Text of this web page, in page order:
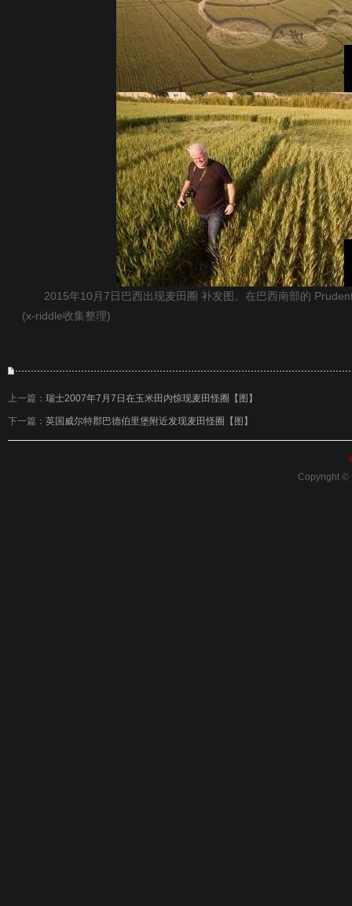
2015年10月7日巴西出现麦田圈 补发图。在巴西南部的
(x-riddle收集整理)
上一篇： 瑞士2007年7月7日在玉米田内惊现麦田怪圈【图】
下一篇： 英国威尔特郡巴德伯里堡附近发现麦田怪圈【图】
Copyright